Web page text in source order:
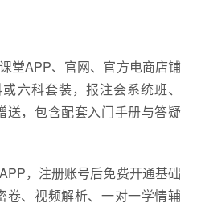
堂APP、官网、官方电商店铺
六科套装，报注会系统班、
送，包含配套入门手册与答疑
，注册账号后免费开通基础
卷、视频解析、一对一学情辅